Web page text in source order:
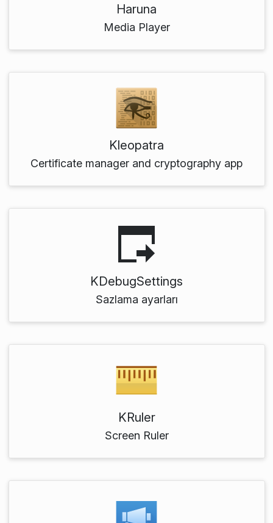
Haruna
Media Player
Kleopatra
Certificate manager and cryptography app
KDebugSettings
Sazlama ayarları
KRuler
Screen Ruler